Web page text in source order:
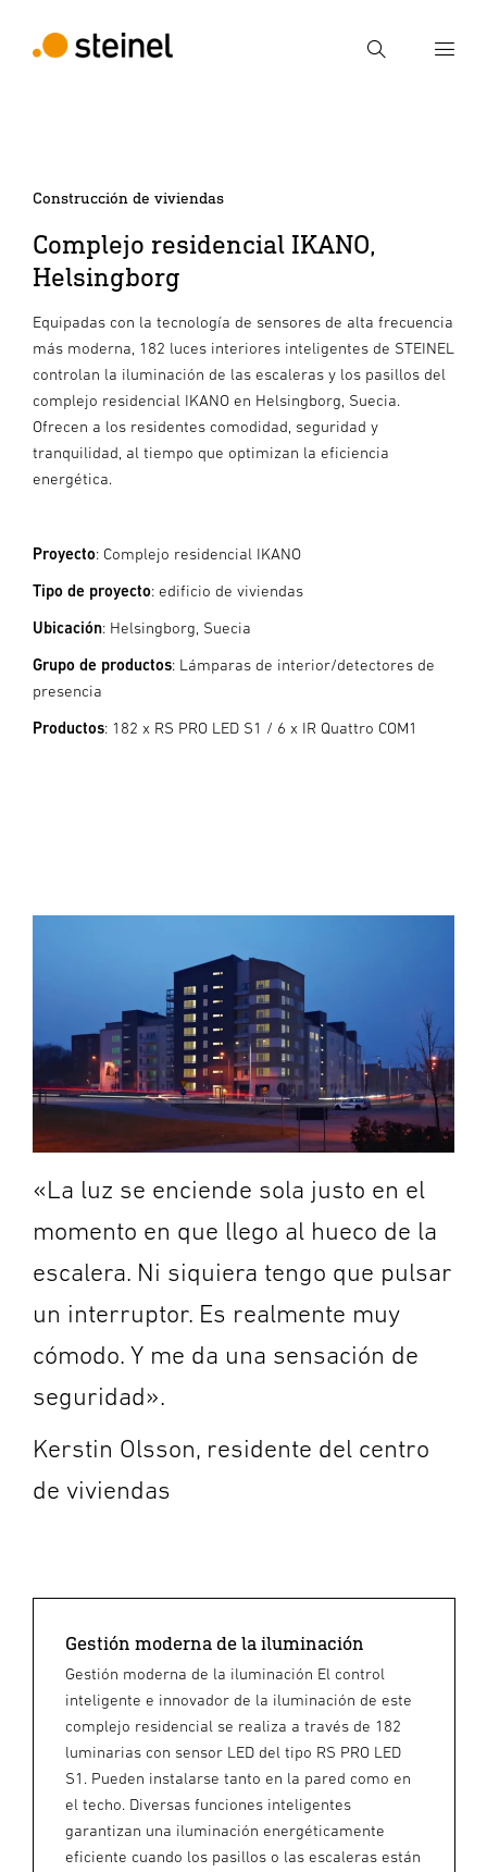
Búsqueda
Construcción de viviendas
Complejo residencial IKANO,
Helsingborg
Equipadas con la tecnología de sensores de alta frecuencia
más moderna, 182 luces interiores inteligentes de STEINEL
controlan la iluminación de las escaleras y los pasillos del
complejo residencial IKANO en Helsingborg, Suecia.
Ofrecen a los residentes comodidad, seguridad y
tranquilidad, al tiempo que optimizan la eficiencia
energética.
Proyecto: Complejo residencial IKANO
Tipo de proyecto: edificio de viviendas
Ubicación: Helsingborg, Suecia
Grupo de productos: Lámparas de interior/detectores de
presencia
Productos: 182 x RS PRO LED S1 / 6 x IR Quattro COM1
«La luz se enciende sola justo en el
momento en que llego al hueco de la
escalera. Ni siquiera tengo que pulsar
un interruptor. Es realmente muy
cómodo. Y me da una sensación de
seguridad».
Kerstin Olsson, residente del centro
de viviendas
Gestión moderna de la iluminación
Gestión moderna de la iluminación El control
inteligente e innovador de la iluminación de este
complejo residencial se realiza a través de 182
luminarias con sensor LED del tipo RS PRO LED
S1. Pueden instalarse tanto en la pared como en
el techo. Diversas funciones inteligentes
garantizan una iluminación energéticamente
eficiente cuando los pasillos o las escaleras están